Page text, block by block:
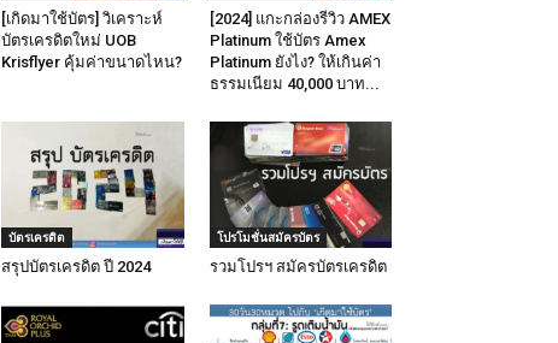
[เกิดมาใช้บัตร] วิเคราะห์
บัตรเครดิตใหม่ UOB
Krisflyer คุ้มค่าขนาดไหน?
[2024] แกะกล่องรีวิว AMEX
Platinum ใช้บัตร Amex
Platinum ยังไง? ให้เกินค่า
ธรรมเนียม 40,000 บาท...
บัตรเครดิต
สรุปบัตรเครดิต ปี 2024
โปรโมชั่นสมัครบัตร
รวมโปรฯ สมัครบัตรเครดิต